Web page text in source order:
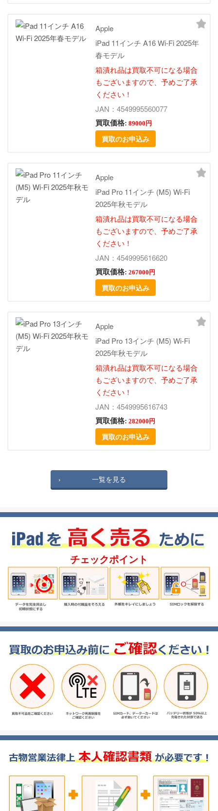
Apple
iPad 11インチ A16 Wi-Fi 2025年
春モデル
箱潰れ品は買取不可になる場合
もございますので、予めご了承
ください！
JAN：4549995560077
買取価格: 89000円
買取のお申込み
Apple
iPad Pro 11インチ (M5) Wi-Fi
2025年秋モデル
箱潰れ品は買取不可になる場合
もございますので、予めご了承
ください！
JAN：4549995616620
買取価格: 267000円
買取のお申込み
Apple
iPad Pro 13インチ (M5) Wi-Fi
2025年秋モデル
箱潰れ品は買取不可になる場合
もございますので、予めご了承
ください！
JAN：4549995616743
買取価格: 282000円
買取のお申込み
一覧を見る
チェックポイント